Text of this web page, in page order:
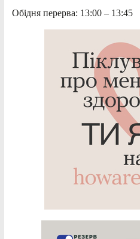
Обідня перерва: 13:00 – 13:45